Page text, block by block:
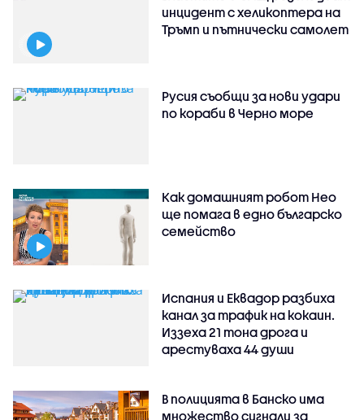
инцидент с хеликоптера на
Тръмп и пътнически самолет
Русия съобщи за нови удари
по кораби в Черно море
Как домашният робот Нео
ще помага в едно българско
семейство
Испания и Еквадор разбиха
канал за трафик на кокаин.
Иззеха 21 тона дрога и
арестуваха 44 души
В полицията в Банско има
множество сигнали за